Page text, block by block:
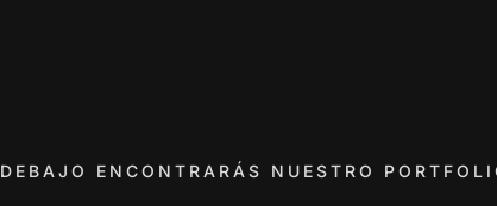
DEBAJO ENCONTRARÁS NUESTRO